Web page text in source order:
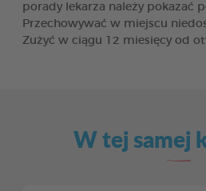
porady lekarza należy pokazać
Przechowywać w miejscu
Zużyć w ciągu 12 miesięcy od
W tej samej